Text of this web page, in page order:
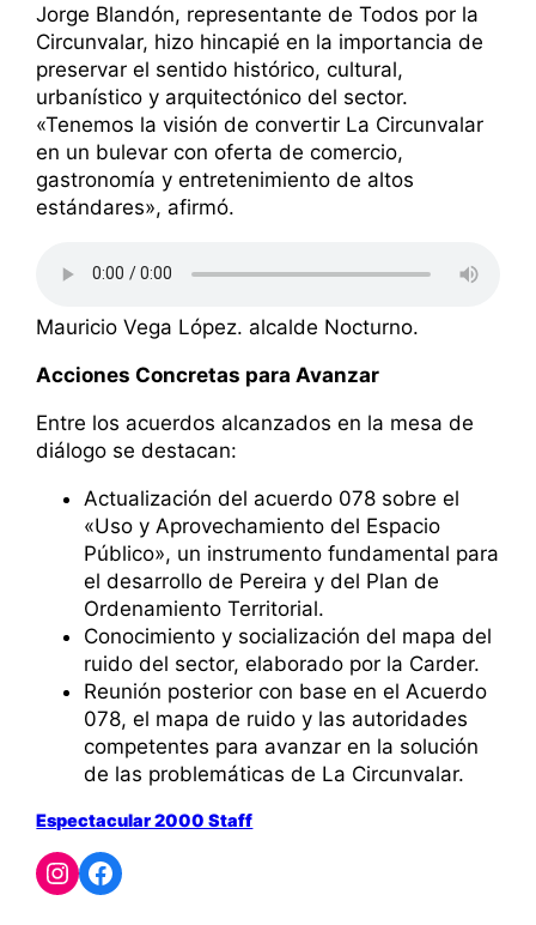
Jorge Blandón, representante de Todos por la
Circunvalar, hizo hincapié en la importancia de
preservar el sentido histórico, cultural,
urbanístico y arquitectónico del sector.
«Tenemos la visión de convertir La Circunvalar
en un bulevar con oferta de comercio,
gastronomía y entretenimiento de altos
estándares», afirmó.
Mauricio Vega López. alcalde Nocturno.
Acciones Concretas para Avanzar
Entre los acuerdos alcanzados en la mesa de
diálogo se destacan:
Actualización del acuerdo 078 sobre el
«Uso y Aprovechamiento del Espacio
Público», un instrumento fundamental para
el desarrollo de Pereira y del Plan de
Ordenamiento Territorial.
Conocimiento y socialización del mapa del
ruido del sector, elaborado por la Carder.
Reunión posterior con base en el Acuerdo
078, el mapa de ruido y las autoridades
competentes para avanzar en la solución
de las problemáticas de La Circunvalar.
Espectacular 2000 Staff
Instagram Facebook